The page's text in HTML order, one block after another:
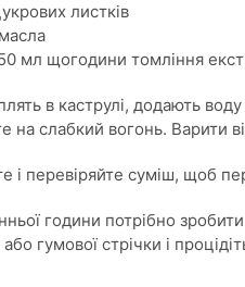
листків
мл щогодини томління
в каструлі, додають
на слабкий вогонь. Варити
і перевіряйте суміш, щоб
години потрібно
гумової стрічки і